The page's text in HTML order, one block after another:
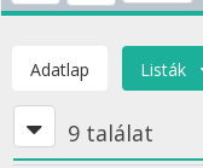
Adatlap Listák
9 találat